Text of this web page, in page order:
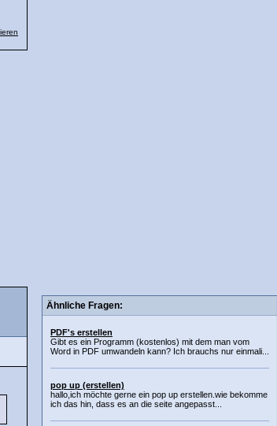
Ähnliche Fragen:
PDF's erstellen
Gibt es ein Programm (kostenlos) mit dem man vom
Word in PDF umwandeln kann? Ich brauchs nur einmali...
pop up (erstellen)
hallo,ich möchte gerne ein pop up erstellen.wie bekomme
ich das hin, dass es an die seite angepasst...